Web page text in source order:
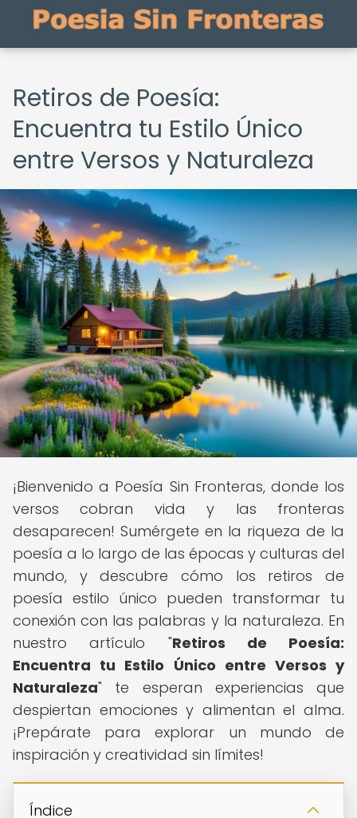
Retiros de Poesía:
Encuentra tu Estilo Único
entre Versos y Naturaleza
¡Bienvenido a Poesía Sin Fronteras, donde los
versos cobran vida y las fronteras
desaparecen! Sumérgete en la riqueza de la
poesía a lo largo de las épocas y culturas del
mundo, y descubre cómo los retiros de
poesía estilo único pueden transformar tu
conexión con las palabras y la naturaleza. En
nuestro artículo "Retiros de Poesía:
Encuentra tu Estilo Único entre Versos y
Naturaleza" te esperan experiencias que
despiertan emociones y alimentan el alma.
¡Prepárate para explorar un mundo de
inspiración y creatividad sin límites!
Índice